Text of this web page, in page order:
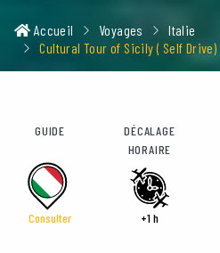
Accueil Voyages
Italie
Cultural Tour of Sicily ( Self Drive)
GUIDE
Consulter
DÉCALAGE
HORAIRE
+1 h